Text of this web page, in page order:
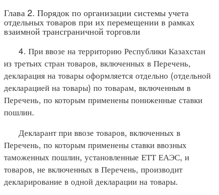
Глава 2. Порядок по организации системы учета
отдельных товаров при их перемещении в рамках
взаимной трансграничной торговли
4. При ввозе на территорию Республики Казахстан
из третьих стран товаров, включенных в Перечень,
декларация на товары оформляется отдельно (отдельной
декларацией на товары) по товарам, включенным в
Перечень, по которым применены пониженные ставки
пошлин.
Декларант при ввозе товаров, включенных в
Перечень, по которым применены ставки ввозных
таможенных пошлин, установленные ЕТТ ЕАЭС, и
товаров, не включенных в Перечень, производит
декларирование в одной декларации на товары.